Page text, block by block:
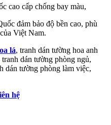
cao cấp chống bay màu,
đảm bảo độ bền cao, phù
Việt Nam.
lá, tranh dán tường hoa anh
tranh dán tường phòng ngủ,
dán tường phòng làm việc,
hệ